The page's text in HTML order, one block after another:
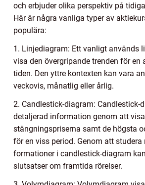
och erbjuder olika perspektiv på
Här är några vanliga typer av
populära:
1. Linjediagram: Ett vanligt används
visa den övergripande trenden för en
tiden. Den yttre kontexten kan vara
veckovis, månatlig eller årlig.
2. Candlestick-diagram: Candlestick-
detaljerad information genom att
stängningspriserna samt de högsta
för en viss period. Genom att studera
formationer i candlestick-diagram
slutsatser om framtida rörelser.